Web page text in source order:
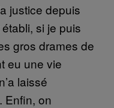
justice depuis
si je puis
gros drames de
eu une vie
laissé
Enfin, on